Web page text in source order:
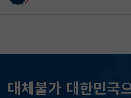
대체불가 대한민국